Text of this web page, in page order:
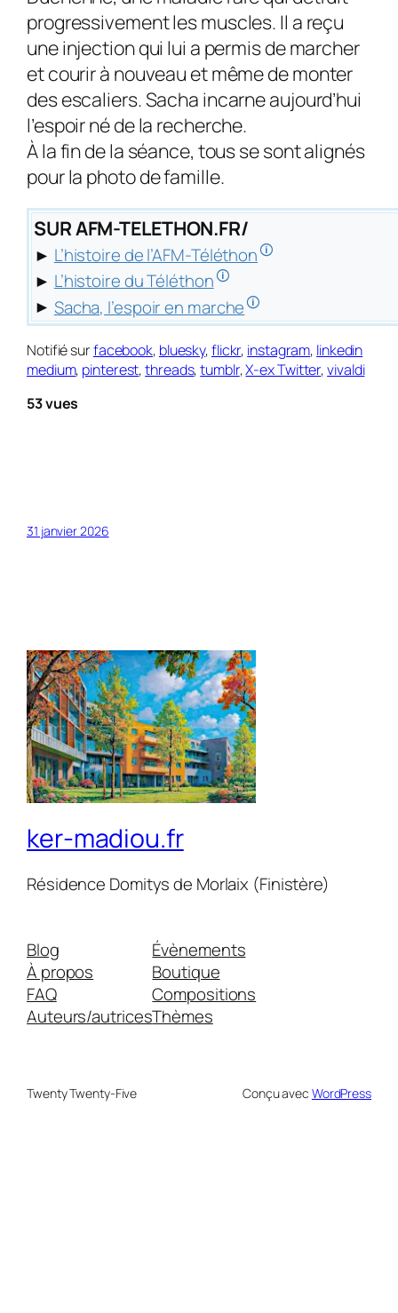
progressivement les muscles. Il a reçu
une injection qui lui a permis de marcher
et courir à nouveau et même de monter
des escaliers. Sacha incarne aujourd’hui
l’espoir né de la recherche.
À la fin de la séance, tous se sont alignés
pour la photo de famille.
SUR AFM-TELETHON.FR/
► L’histoire de l’AFM-Téléthon🛈
► L’histoire du Téléthon🛈
► Sacha, l’espoir en marche🛈
Notifié surfacebook, bluesky,flickr, instagram, linkedin
medium, pinterest,threads,tumblr,X-ex Twitter,vivaldi
53 vues
31 janvier 2026
ker-madiou.fr
Résidence Domitys de Morlaix (Finistère)
Blog
À propos
FAQ
Auteurs/autrices
Évènements
Boutique
Compositions
Thèmes
Twenty Twenty-Five Conçu avec WordPress